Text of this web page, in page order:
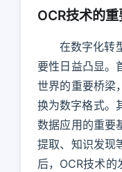
OCR技术的
在数字化转
要性日益凸显。
世界的重要桥梁
换为数字格式。
数据应用的重要
提取、知识发现
后，OCR技术